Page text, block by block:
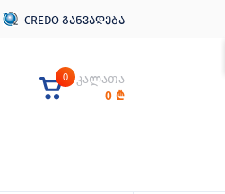
CREDO განვადება
0 კალათა
0 ₾